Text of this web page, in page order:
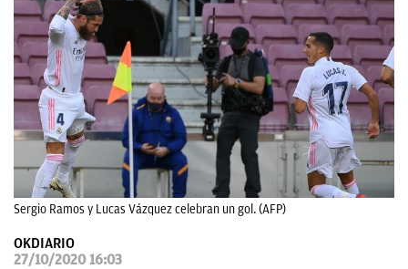
Sergio Ramos y Lucas Vázquez celebran un gol. (AFP)
OKDIARIO
27/10/2020 16:03